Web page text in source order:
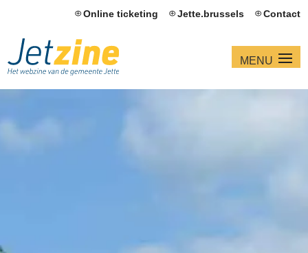
Online ticketing Jette.brussels Contact